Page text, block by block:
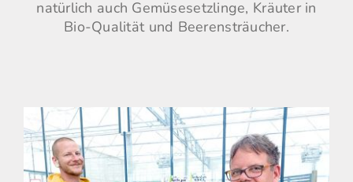
natürlich auch Gemüsesetzlinge, Kräuter in
Bio-Qualität und Beerensträucher.